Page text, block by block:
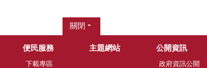
關閉
便民服務
下載專區
主題網站 公開資訊
政府資訊公開